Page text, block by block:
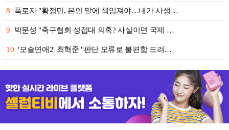
8 폭로자 "황정민, 본인 말에 책임져야…내가 사생…
9 박문성 "축구협회 성접대 의혹? 사실이면 국제 …
10 '모솔연애2' 최혁준 "판단 오류로 불편함 드려…